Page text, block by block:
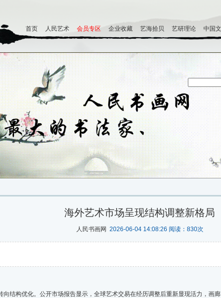
首页 人民艺术 会员专区 企业收藏 艺海拾贝 艺研理论 中国
海外艺术市场呈现结构调整新格局
人民书画网 2026-06-04 14:08:26 阅读： 830次
构优化。公开市场报告显示，全球艺术交易在经历调整后重新显现活力，画